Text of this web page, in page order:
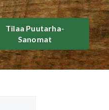
Tilaa Puutarha-
Sanomat